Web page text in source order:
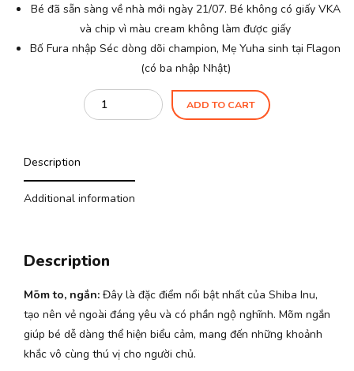
Bé đã sẵn sàng về nhà mới ngày 21/07. Bé không có giấy VKA
và chip vì màu cream không làm được giấy
Bố Fura nhập Séc dòng dõi champion, Mẹ Yuha sinh tại Flagon
(có ba nhập Nhật)
Quantity
ADD TO CART
Description
Additional information
Description
Mõm to, ngắn: Đây là đặc điểm nổi bật nhất của Shiba Inu,
tạo nên vẻ ngoài đáng yêu và có phần ngộ nghĩnh. Mõm ngắn
giúp bé dễ dàng thể hiện biểu cảm, mang đến những khoảnh
khắc vô cùng thú vị cho người chủ.